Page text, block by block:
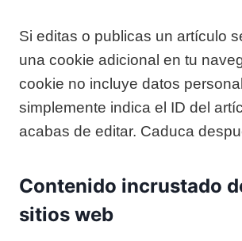
Si editas o publicas un artículo
una cookie adicional en tu
cookie no incluye datos
simplemente indica el ID del
acabas de editar. Caduca
Contenido incrustado
sitios web